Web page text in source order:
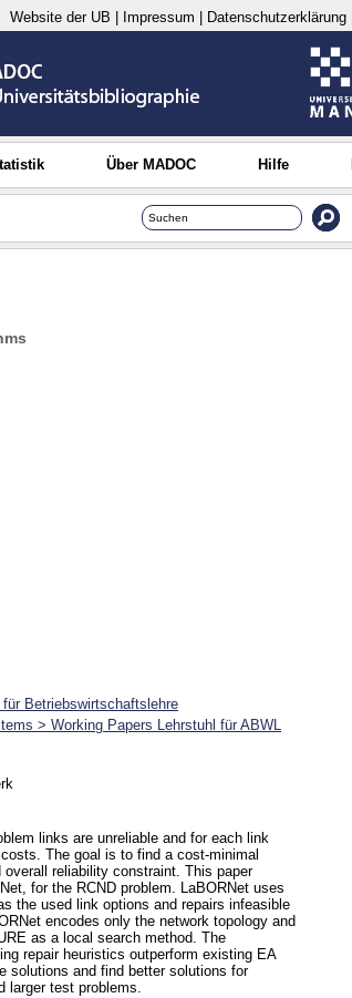
Website der UB Impressum Datenschutzerklärung
Über MADOC Hilfe
Betriebswirtschaftslehre
> Working Papers Lehrstuhl für ABWL
links are unreliable and for each link
The goal is to find a cost-minimal
reliability constraint. This paper
for the RCND problem. LaBORNet uses
the used link options and repairs infeasible
encodes only the network topology and
as a local search method. The
repair heuristics outperform existing EA
solutions and find better solutions for
larger test problems.